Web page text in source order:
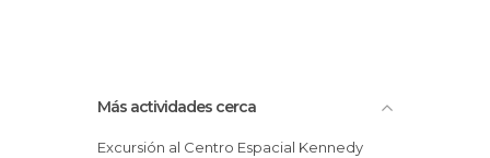
Más actividades cerca
Excursión al Centro Espacial Kennedy